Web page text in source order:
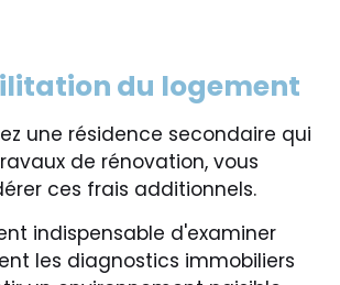
du logement
une résidence secondaire qui
de rénovation, vous
ces frais additionnels.
indispensable d'examiner
les diagnostics immobiliers